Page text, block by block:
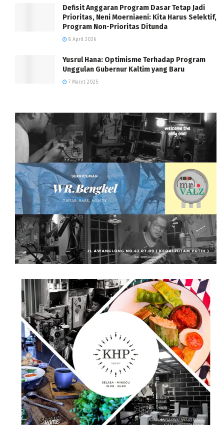
Defisit Anggaran Program Dasar Tetap Jadi
Prioritas, Neni Moerniaeni: Kita Harus Selektif,
Program Non-Prioritas Ditunda
8 April 2026
Yusrul Hana: Optimisme Terhadap Program
Unggulan Gubernur Kaltim yang Baru
7 Maret 2025